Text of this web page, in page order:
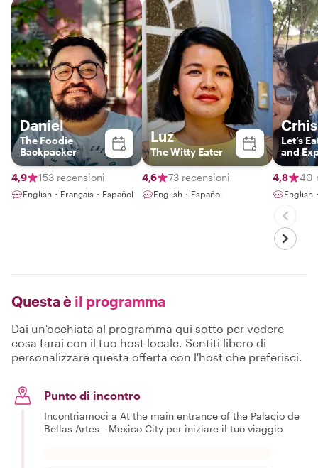
Daniel
The Foodie
Backpacker
4,9 153 recensioni
English・Français・Español
Luz
The Witty Eater
4,6 73 recensioni
English・Español
Crhis
Let’s
and
Locals
4,8
40
English
Questa è il programma
Dai un'occhiata al programma qui sotto per vedere
cosa farai con il tuo host locale. Sentiti libero di
personalizzare questa offerta con l'host che preferisci.
Punto di incontro
Incontriamoci a At the main entrance of the Palacio de
Bellas Artes - Mexico City per iniziare il tuo viaggio